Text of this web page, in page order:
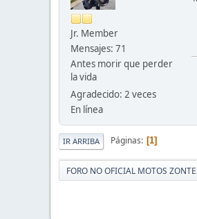
Jr. Member
Mensajes: 71
Antes morir que perder
la vida
Agradecido: 2 veces
En línea
IR ARRIBA Páginas 1
FORO NO OFICIAL MOTOS